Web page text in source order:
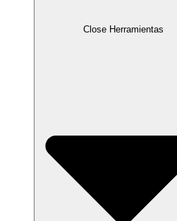
Close Herramientas